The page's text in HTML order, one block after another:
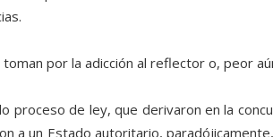
toman por la adicción al reflector o, peor
proceso de ley, que derivaron en la
a un Estado autoritario,